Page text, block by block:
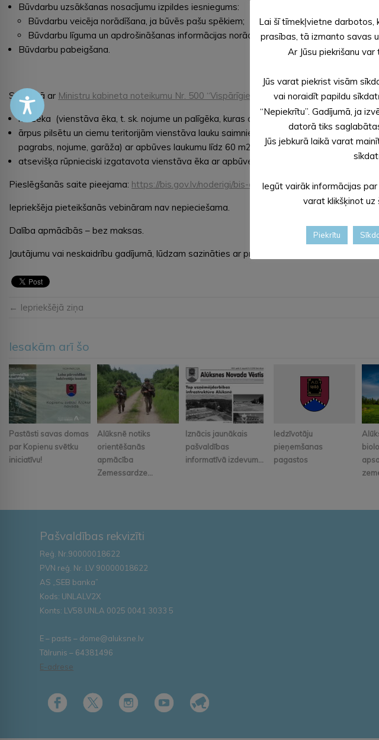
Būvdarbu uzsākšanas nosacījumu izpildes iesniegums:
Būvdarbu veicēja norādīšana, ja būvēs pašu spēkiem;
Būvdarbu līguma un apdrošināšanas informācijas norādīšana.
Būvdarbu pabeigšana.
Saskaņā ar Ministru kabineta noteikumu Nr. 500 “Vispārīgie būvnoteikumi” 1. pielikumā
mazēka (vienstāva ēka, t. sk. nojume un palīgēka, kuras apbūves laukums nav lielāks
ārpus pilsētu un ciemu teritorijām vienstāva lauku saimniecību nedzīvojamā ēka, kura
pagrabs, nojume, garāža) ar apbūves laukumu līdz 60 m2;
atsevišķa rūpnieciski izgatavota vienstāva ēka ar apbūves laukumu līdz 60 m2, tai
Pieslēgšanās saite pieejama: https://bis.gov.lv/noderigi/bis-apmacibas
Iepriekšēja pieteikšanās vebināram nav nepieciešama.
Dalība apmācībās – bez maksas.
Jautājumu vai neskaidrību gadījumā, lūdzam sazināties ar projekta koordinatori Agnesi
← Iepriekšējā ziņa
Iesakām arī šo
Pastāsti savas domas
par Kopienu svētku
iniciatīvu!
Alūksnē notiks
orientēšanās
apmācība
Zemessardze...
Iznācis jaunākais
pašvaldības
informatīvā izdevum...
Iedzīvotāju
pieņemšanas
pagastos
Pašvaldības rekvizīti
Reģ. Nr.90000018622
PVN reģ. Nr. LV 90000018622
AS „SEB banka”
Kods: UNLALV2X
Konts: LV58 UNLA 0025 0041 3033 5
E – pasts – dome@aluksne.lv
Tālrunis – 64381496
E-adrese
Lai šī tīmekļvietne darbotos,
prasības, tā izmanto savas
Ar Jūsu piekrišanu
Jūs varat piekrist visām
vai noraidīt papildu
“Nepiekrītu”. Gadījumā, ja
datorā tiks
Jūs jebkurā laikā varat
Iegūt vairāk informācijas
varat klikšķinot uz
Piekrītu